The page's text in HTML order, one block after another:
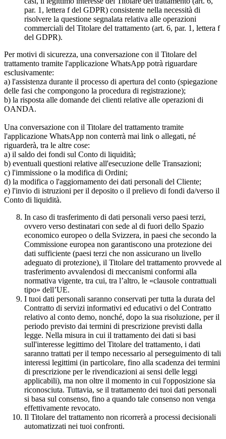
par. 1, lettera f del GDPR) consistente nella necessità di
risolvere la questione segnalata relativa alle operazioni
commerciali del Titolare del trattamento (art. 6, par. 1, lettera f
del GDPR).
Per motivi di sicurezza, una conversazione con il Titolare del
trattamento tramite l'applicazione WhatsApp potrà riguardare
esclusivamente:
a) l'assistenza durante il processo di apertura del conto (spiegazione
delle fasi che compongono la procedura di registrazione);
b) la risposta alle domande dei clienti relative alle operazioni di
OANDA.
Una conversazione con il Titolare del trattamento tramite
l'applicazione WhatsApp non conterrà mai link o allegati, né
riguarderà, tra le altre cose:
a) il saldo dei fondi sul Conto di liquidità;
b) eventuali questioni relative all'esecuzione delle Transazioni;
c) l'immissione o la modifica di Ordini;
d) la modifica o l'aggiornamento dei dati personali del Cliente;
e) l'invio di istruzioni per il deposito o il prelievo di fondi da/verso il
Conto di liquidità.
In caso di trasferimento di dati personali verso paesi terzi,
ovvero verso destinatari con sede al di fuori dello Spazio
economico europeo o della Svizzera, in paesi che secondo la
Commissione europea non garantiscono una protezione dei
dati sufficiente (paesi terzi che non assicurano un livello
adeguato di protezione), il Titolare del trattamento provvede al
trasferimento avvalendosi di meccanismi conformi alla
normativa vigente, tra cui, tra l’altro, le «clausole contrattuali
tipo» dell’UE.
I tuoi dati personali saranno conservati per tutta la durata del
Contratto di servizi informativi ed educativi o del Contratto
relativo al conto demo, nonché, dopo la sua risoluzione, per il
periodo previsto dai termini di prescrizione previsti dalla
legge. Nella misura in cui il trattamento dei dati si basi
sull'interesse legittimo del Titolare del trattamento, i dati
saranno trattati per il tempo necessario al perseguimento di tali
interessi legittimi (in particolare, fino alla scadenza dei termini
di prescrizione per le rivendicazioni ai sensi delle leggi
applicabili), ma non oltre il momento in cui l'opposizione sia
riconosciuta. Tuttavia, se il trattamento dei tuoi dati personali
si basa sul consenso, fino a quando tale consenso non venga
effettivamente revocato.
Il Titolare del trattamento non ricorrerà a processi decisionali
automatizzati nei tuoi confronti.